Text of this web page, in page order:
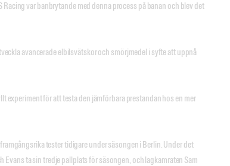
var banbrytande med denna process på banan och blev det
avancerade elbilsvätskor och smörjmedel i syfte att uppnå
experiment för att testa den jämförbara prestandan hos en mer
tester tidigare under säsongen i Berlin. Under det
ta sin tredje pallplats för säsongen, och lagkamraten Sam